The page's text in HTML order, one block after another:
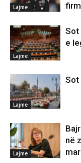
Lajme
Lajme
Sot
e
Lajme
Sot
Lajme
në